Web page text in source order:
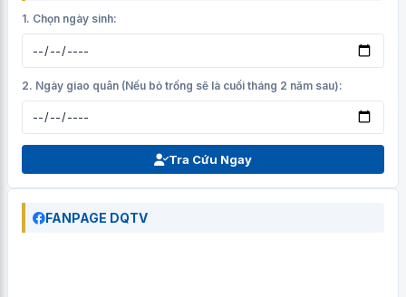
1. Chọn ngày sinh:
2. Ngày giao quân (Nếu bỏ trống sẽ là cuối tháng 2 năm sau):
Tra Cứu Ngay
FANPAGE DQTV